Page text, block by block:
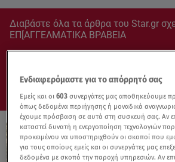
Διαβάστε όλα τα άρθρα του Star.gr
ΕΠ[ΑΓΓΕΛΜΑΤΙΚΑ ΒΡΑΒΕΙΑ
Ενδιαφερόμαστε για το απόρρητό σας
Εμείς και οι603 συνεργάτες μας αποθηκεύουμε
όπως δεδομένα περιήγησης ή μοναδικά
έχουμε πρόσβαση σε αυτά στη συσκευή σας. Αν
καταστεί δυνατή η ενεργοποίηση τεχνολογιών
προκειμένου να υποστηριχθούν οι σκοποί που
για τους οποίους εμείς και οι συνεργάτες μας
δεδομένα με σκοπό την παροχή υπηρεσιών. Αν